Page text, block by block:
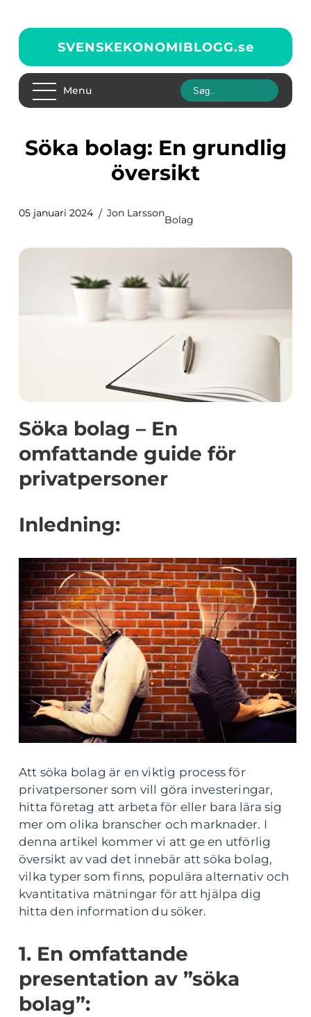
SVENSKEKONOMIBLOGG.se
Menu
Söka bolag: En grundlig
översikt
05 januari 2024 Jon Larsson
Bolag
Söka bolag – En
omfattande guide för
privatpersoner
Inledning:
Att söka bolag är en viktig process för
privatpersoner som vill göra investeringar,
hitta företag att arbeta för eller bara lära sig
mer om olika branscher och marknader. I
denna artikel kommer vi att ge en utförlig
översikt av vad det innebär att söka bolag,
vilka typer som finns, populära alternativ och
kvantitativa mätningar för att hjälpa dig
hitta den information du söker.
1. En omfattande
presentation av ”söka
bolag”: